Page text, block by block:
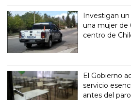
Investigan
una mujer de
centro de
El Gobierno
servicio
antes del